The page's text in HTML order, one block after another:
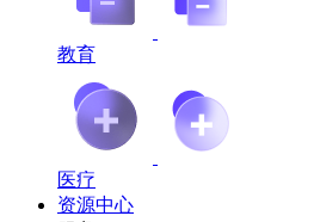
教育
医疗
资源中心